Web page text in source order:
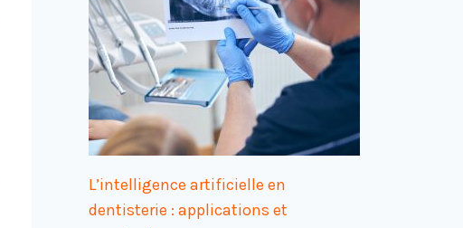
L’intelligence artificielle en
dentisterie : applications et